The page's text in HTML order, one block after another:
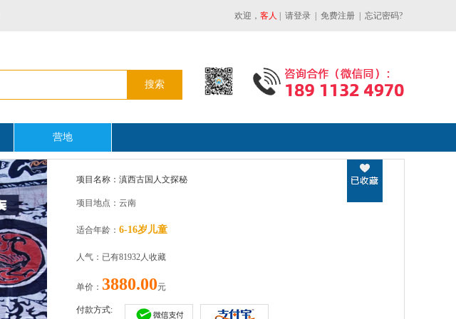
欢迎， 客人 请登录 免费注册 忘记密码?
营地
项目名称：滇西古国人文探秘
项目地点：云南
适合年龄： 6-16岁儿童
人气：已有81932人收藏
单价： 3880.00元
付款方式: